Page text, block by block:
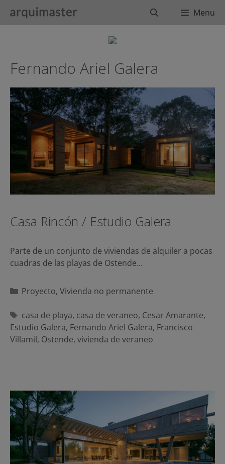
BuscarMenu
Fernando Ariel Galera
Casa Rincón / Estudio Galera
Parte de un conjunto de viviendas de alquiler a pocas
cuadras de las playas de Ostende…
Categorías
Proyecto, Vivienda no permanente
Etiquetas
casa de playa, casa de veraneo, Cesar Amarante,
Estudio Galera, Fernando Ariel Galera, Francisco
Villamil, Ostende, vivienda de veraneo